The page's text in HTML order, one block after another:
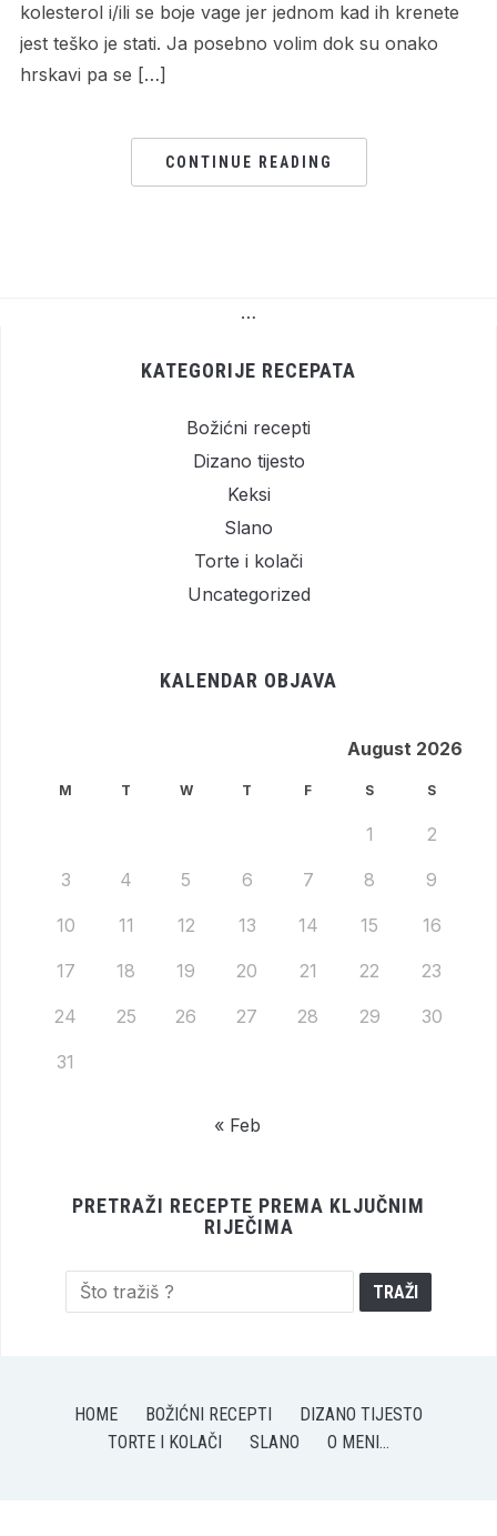
kolesterol i/ili se boje vage jer jednom kad ih krenete
jest teško je stati. Ja posebno volim dok su onako
hrskavi pa se […]
CONTINUE READING
…
KATEGORIJE RECEPATA
Božićni recepti
Dizano tijesto
Keksi
Slano
Torte i kolači
Uncategorized
KALENDAR OBJAVA
August 2026
M T W T F S S
1 2
3 4 5 6 7 8 9
10 11 12 13 14 15 16
17 18 19 20 21 22 23
24 25 26 27 28 29 30
31
« Feb
PRETRAŽI RECEPTE PREMA KLJUČNIM
RIJEČIMA
HOME BOŽIĆNI RECEPTI
DIZANO TIJESTO
TORTE I KOLAČI
SLANO O MENI…